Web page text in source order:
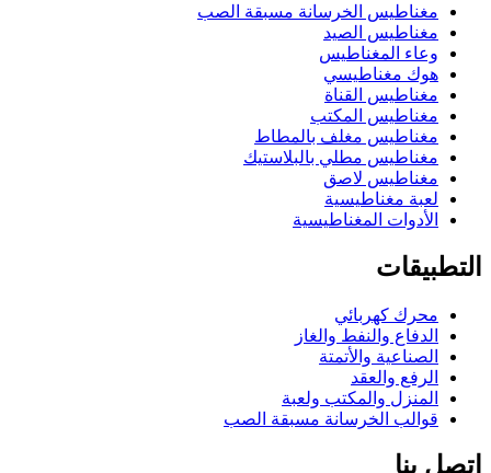
مغناطيس الخرسانة مسبقة الصب
مغناطيس الصيد
وعاء المغناطيس
هوك مغناطيسي
مغناطيس القناة
مغناطيس المكتب
مغناطيس مغلف بالمطاط
مغناطيس مطلي بالبلاستيك
مغناطيس لاصق
لعبة مغناطيسية
الأدوات المغناطيسية
التطبيقات
محرك كهربائي
الدفاع والنفط والغاز
الصناعية والأتمتة
الرفع والعقد
المنزل والمكتب ولعبة
قوالب الخرسانة مسبقة الصب
اتصل بنا